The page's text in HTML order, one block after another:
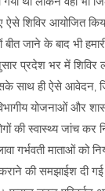
शिविर आयोजित
जाने के बाद भी
प्रदेश भर में
साथ ही ऐसे आवेदन,
योजनाओं और
की स्वास्थ्य जांच
गर्भवती माताओं को
की समझाईश दी